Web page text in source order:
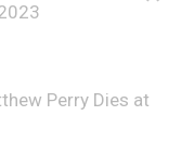
Perry Dies at